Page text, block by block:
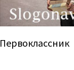
Первоклассник